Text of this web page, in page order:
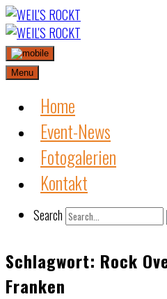
Skip
to
content
Menu
Home
Event-News
Fotogalerien
Kontakt
Search
Schlagwort: Rock
Franken